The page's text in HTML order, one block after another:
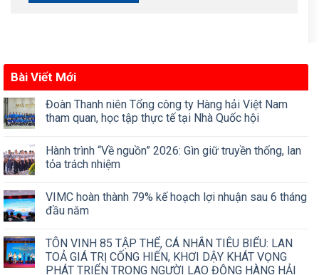
Bài Viết Mới
Đoàn Thanh niên Tổng công ty Hàng hải Việt Nam
tham quan, học tập thực tế tại Nhà Quốc hội
Hành trình “Về nguồn” 2026: Gìn giữ truyền thống, lan
tỏa trách nhiệm
VIMC hoàn thành 79% kế hoạch lợi nhuận sau 6 tháng
đầu năm
TÔN VINH 85 TẬP THỂ, CÁ NHÂN TIÊU BIỂU: LAN
TOẢ GIÁ TRỊ CỐNG HIẾN, KHƠI DẬY KHÁT VỌNG
PHÁT TRIỂN TRONG NGƯỜI LAO ĐỘNG HÀNG HẢI